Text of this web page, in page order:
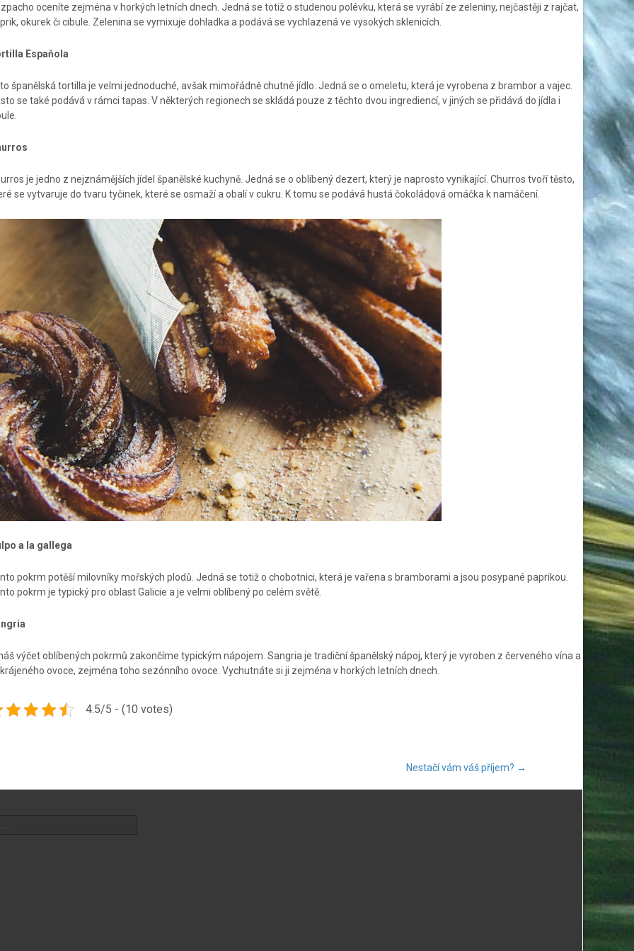
oceníte zejména v horkých letních dnech. Jedná se totiž o studenou polévku, která se vyrábí ze zeleniny, nejčastěji z rajčat,
okurek či cibule. Zelenina se vymixuje dohladka a podává se vychlazená ve vysokých sklenicích.
Espaňola
španělská tortilla je velmi jednoduché, avšak mimořádně chutné jídlo. Jedná se o omeletu, která je vyrobena z brambor a vajec.
se také podává v rámci tapas. V některých regionech se skládá pouze z těchto dvou ingrediencí, v jiných se přidává do jídla i
je jedno z nejznámějších jídel španělské kuchyně. Jedná se o oblíbený dezert, který je naprosto vynikající. Churros tvoří těsto,
se vytvaruje do tvaru tyčinek, které se osmaží a obalí v cukru. K tomu se podává hustá čokoládová omáčka k namáčení.
a la gallega
pokrm potěší milovníky mořských plodů. Jedná se totiž o chobotnici, která je vařena s bramborami a jsou posypané paprikou.
pokrm je typický pro oblast Galicie a je velmi oblíbený po celém světě.
výčet oblíbených pokrmů zakončíme typickým nápojem. Sangria je tradiční španělský nápoj, který je vyroben z červeného vína a
ovoce, zejména toho sezónního ovoce. Vychutnáte si ji zejména v horkých letních dnech.
4.5/5 - (10 votes)
Nestačí vám váš příjem? →